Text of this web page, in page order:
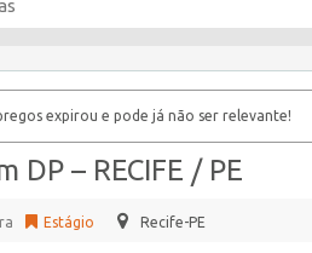
expirou e pode já não ser relevante!
DP – RECIFE / PE
Estágio Recife-PE